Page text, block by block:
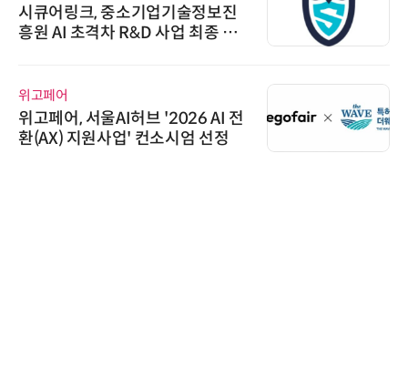
시큐어링크, 중소기업기술정보진
흥원 AI 초격차 R&D 사업 최종 선
위고페어
위고페어, 서울AI허브 '2026 AI 전
환(AX) 지원사업' 컨소시엄 선정